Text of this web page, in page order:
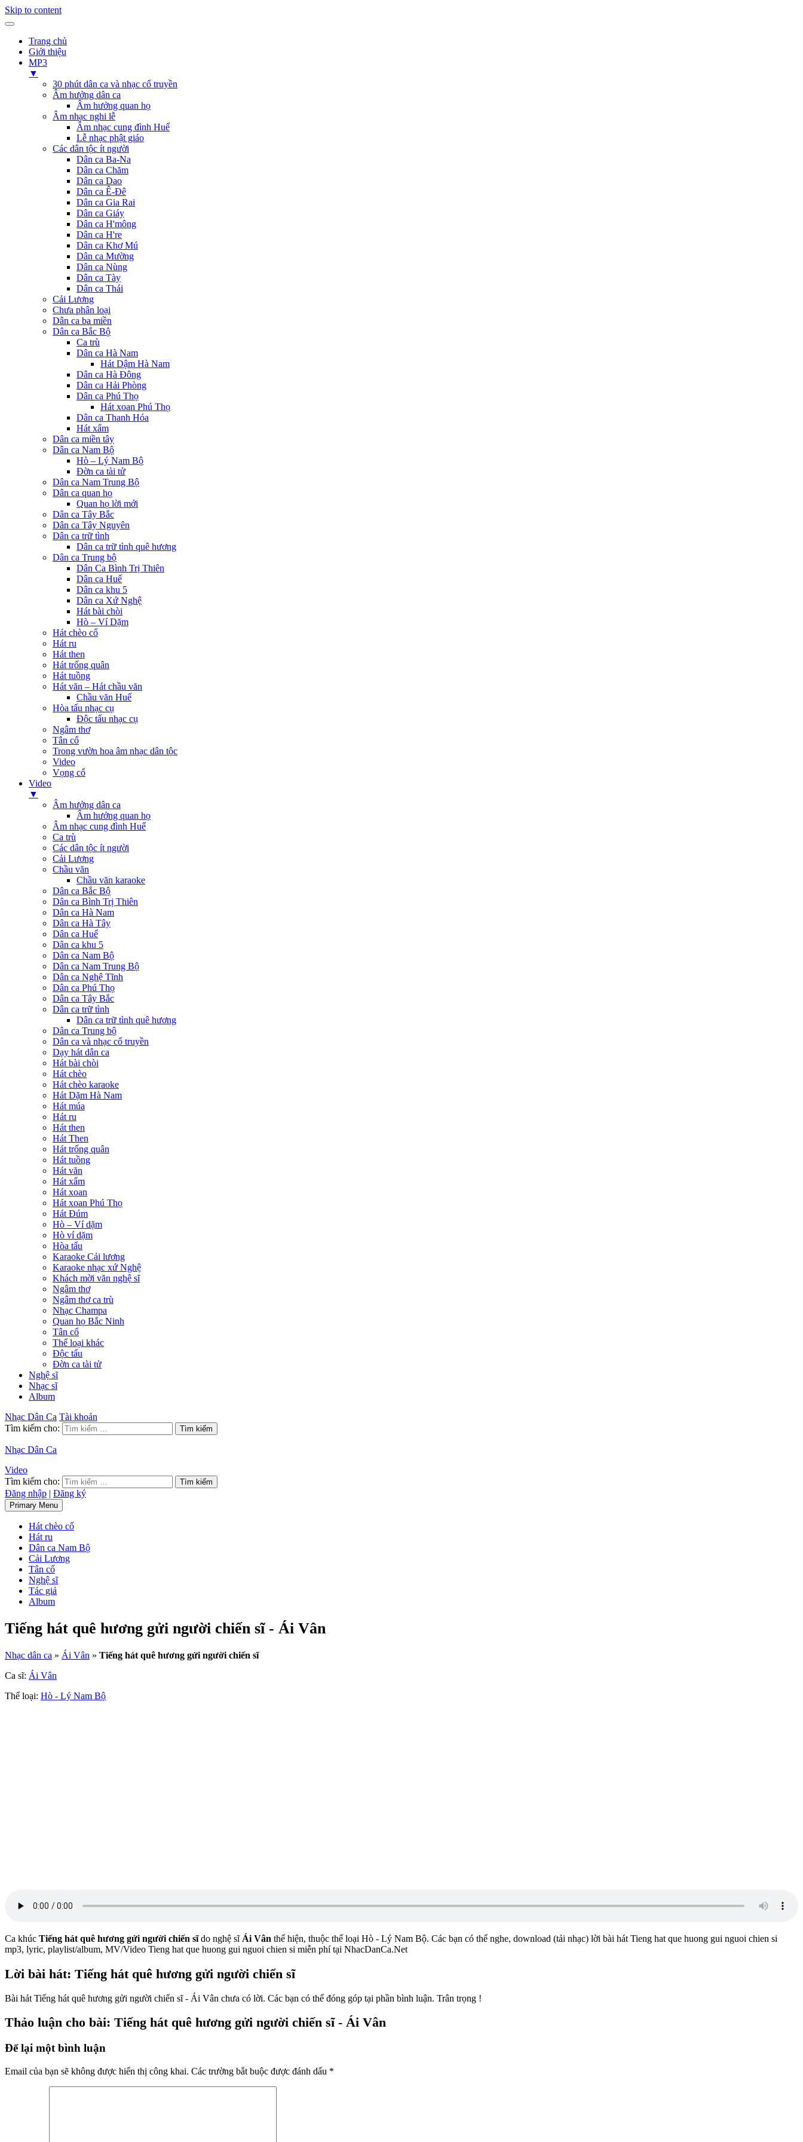
Skip to content
Trang chủ
Giới thiệu
MP3
▼
30 phút dân ca và nhạc cổ truyền
Âm hưởng dân ca
Âm hưởng quan họ
Âm nhạc nghi lễ
Âm nhạc cung đình Huế
Lễ nhạc phật giáo
Các dân tộc ít người
Dân ca Ba-Na
Dân ca Chăm
Dân ca Dao
Dân ca Ê-Đê
Dân ca Gia Rai
Dân ca Giáy
Dân ca H'mông
Dân ca H're
Dân ca Khơ Mú
Dân ca Mường
Dân ca Nùng
Dân ca Tày
Dân ca Thái
Cải Lương
Chưa phân loại
Dân ca ba miền
Dân ca Bắc Bộ
Ca trù
Dân ca Hà Nam
Hát Dậm Hà Nam
Dân ca Hà Đông
Dân ca Hải Phòng
Dân ca Phú Thọ
Hát xoan Phú Thọ
Dân ca Thanh Hóa
Hát xẩm
Dân ca miền tây
Dân ca Nam Bộ
Hò – Lý Nam Bộ
Đờn ca tài tử
Dân ca Nam Trung Bộ
Dân ca quan họ
Quan họ lời mới
Dân ca Tây Bắc
Dân ca Tây Nguyên
Dân ca trữ tình
Dân ca trữ tình quê hương
Dân ca Trung bộ
Dân Ca Bình Trị Thiên
Dân ca Huế
Dân ca khu 5
Dân ca Xứ Nghệ
Hát bài chòi
Hò – Ví Dặm
Hát chèo cổ
Hát ru
Hát then
Hát trống quân
Hát tuồng
Hát văn – Hát chầu văn
Chầu văn Huế
Hòa tấu nhạc cụ
Độc tấu nhạc cụ
Ngâm thơ
Tân cổ
Trong vườn hoa âm nhạc dân tộc
Video
Vọng cổ
Video
▼
Âm hưởng dân ca
Âm hưởng quan họ
Âm nhạc cung đình Huế
Ca trù
Các dân tộc ít người
Cải Lương
Chầu văn
Chầu văn karaoke
Dân ca Bắc Bộ
Dân ca Bình Trị Thiên
Dân ca Hà Nam
Dân ca Hà Tây
Dân ca Huế
Dân ca khu 5
Dân ca Nam Bộ
Dân ca Nam Trung Bộ
Dân ca Nghệ Tĩnh
Dân ca Phú Thọ
Dân ca Tây Bắc
Dân ca trữ tình
Dân ca trữ tình quê hương
Dân ca Trung bộ
Dân ca và nhạc cổ truyền
Dạy hát dân ca
Hát bài chòi
Hát chèo
Hát chèo karaoke
Hát Dặm Hà Nam
Hát múa
Hát ru
Hát then
Hát Then
Hát trống quân
Hát tuồng
Hát văn
Hát xẩm
Hát xoan
Hát xoan Phú Thọ
Hát Đúm
Hò – Ví dặm
Hò ví dặm
Hòa tấu
Karaoke Cải lương
Karaoke nhạc xứ Nghệ
Khách mời văn nghệ sĩ
Ngâm thơ
Ngâm thơ ca trù
Nhạc Champa
Quan họ Bắc Ninh
Tân cổ
Thể loại khác
Độc tấu
Đờn ca tài tử
Nghệ sĩ
Nhạc sĩ
Album
Nhạc Dân Ca Tài khoản
Tìm kiếm cho:
Nhạc Dân Ca
Video
Tìm kiếm cho:
Đăng nhập | Đăng ký
Primary Menu
Hát chèo cổ
Hát ru
Dân ca Nam Bộ
Cải Lương
Tân cổ
Nghệ sĩ
Tác giả
Album
Tiếng hát quê hương gửi người chiến sĩ - Ái Vân
Nhạc dân ca » Ái Vân » Tiếng hát quê hương gửi người chiến sĩ
Ca sĩ: Ái Vân
Thể loại: Hò - Lý Nam Bộ
Ca khúc Tiếng hát quê hương gửi người chiến sĩdo nghệ sĩÁi Vân thể hiện, thuộc thể loại Hò - Lý Nam Bộ. Các bạn có thể nghe, download (tải nhạc) lời bài hát Tieng hat que huong gui nguoi chien si
mp3, lyric, playlist/album, MV/Video Tieng hat que huong gui nguoi chien si miễn phí tại NhacDanCa.Net
Lời bài hát: Tiếng hát quê hương gửi người chiến sĩ
Bài hát Tiếng hát quê hương gửi người chiến sĩ - Ái Vân chưa có lời. Các bạn có thể đóng góp tại phần bình luận. Trân trọng !
Thảo luận cho bài: Tiếng hát quê hương gửi người chiến sĩ - Ái Vân
Để lại một bình luận
Email của bạn sẽ không được hiển thị công khai. Các trường bắt buộc được đánh dấu *